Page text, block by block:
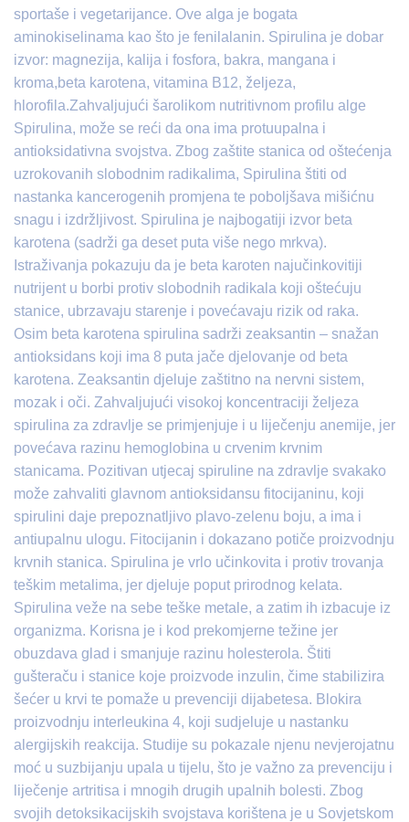
sportaše i vegetarijance. Ove alga je bogata
aminokiselinama kao što je fenilalanin. Spirulina je dobar
izvor: magnezija, kalija i fosfora, bakra, mangana i
kroma,beta karotena, vitamina B12, željeza,
hlorofila.Zahvaljujući šarolikom nutritivnom profilu alge
Spirulina, može se reći da ona ima protuupalna i
antioksidativna svojstva. Zbog zaštite stanica od oštećenja
uzrokovanih slobodnim radikalima, Spirulina štiti od
nastanka kancerogenih promjena te poboljšava mišićnu
snagu i izdržljivost. Spirulina je najbogatiji izvor beta
karotena (sadrži ga deset puta više nego mrkva).
Istraživanja pokazuju da je beta karoten najučinkovitiji
nutrijent u borbi protiv slobodnih radikala koji oštećuju
stanice, ubrzavaju starenje i povećavaju rizik od raka.
Osim beta karotena spirulina sadrži zeaksantin – snažan
antioksidans koji ima 8 puta jače djelovanje od beta
karotena. Zeaksantin djeluje zaštitno na nervni sistem,
mozak i oči. Zahvaljujući visokoj koncentraciji željeza
spirulina za zdravlje se primjenjuje i u liječenju anemije, jer
povećava razinu hemoglobina u crvenim krvnim
stanicama. Pozitivan utjecaj spiruline na zdravlje svakako
može zahvaliti glavnom antioksidansu fitocijaninu, koji
spirulini daje prepoznatljivo plavo-zelenu boju, a ima i
antiupalnu ulogu. Fitocijanin i dokazano potiče proizvodnju
krvnih stanica. Spirulina je vrlo učinkovita i protiv trovanja
teškim metalima, jer djeluje poput prirodnog kelata.
Spirulina veže na sebe teške metale, a zatim ih izbacuje iz
organizma. Korisna je i kod prekomjerne težine jer
obuzdava glad i smanjuje razinu holesterola. Štiti
gušteraču i stanice koje proizvode inzulin, čime stabilizira
šećer u krvi te pomaže u prevenciji dijabetesa. Blokira
proizvodnju interleukina 4, koji sudjeluje u nastanku
alergijskih reakcija. Studije su pokazale njenu nevjerojatnu
moć u suzbijanju upala u tijelu, što je važno za prevenciju i
liječenje artritisa i mnogih drugih upalnih bolesti. Zbog
svojih detoksikacijskih svojstava korištena je u Sovjetskom